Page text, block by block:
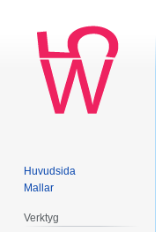
Huvudsida
Mallar
Verktyg